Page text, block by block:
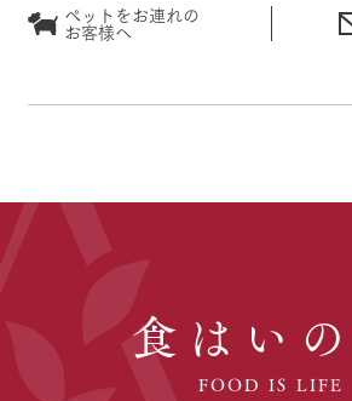
ペットをお連れの
お客様へ
食はい
FOOD IS LIFE